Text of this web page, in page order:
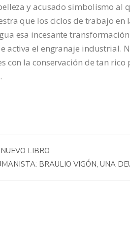
y acusado simbolismo al
que los ciclos de trabajo en
esa incesante
activa el engranaje industrial.
con la conservación de tan
LIBRO
BRAULIO VIGÓN, UNA